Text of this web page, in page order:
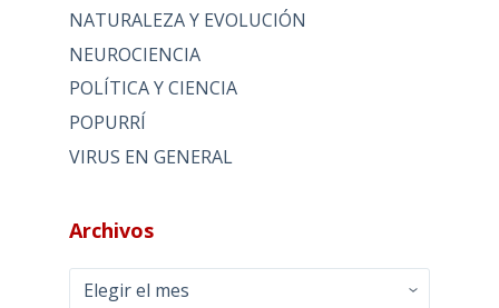
NATURALEZA Y EVOLUCIÓN
NEUROCIENCIA
POLÍTICA Y CIENCIA
POPURRÍ
VIRUS EN GENERAL
Archivos
Archivos